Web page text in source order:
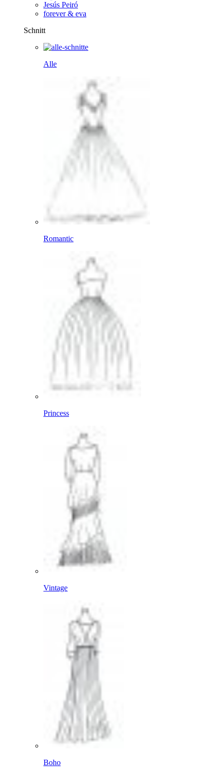
Jesús Peiró
forever & eva
Schnitt
Alle
Romantic
Princess
Vintage
Boho